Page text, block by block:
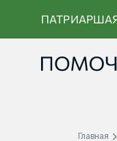
Главная